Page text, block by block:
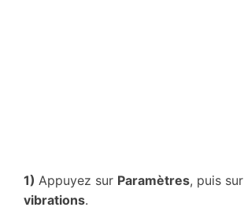
1) Appuyez sur Paramètres, puis sur
vibrations.